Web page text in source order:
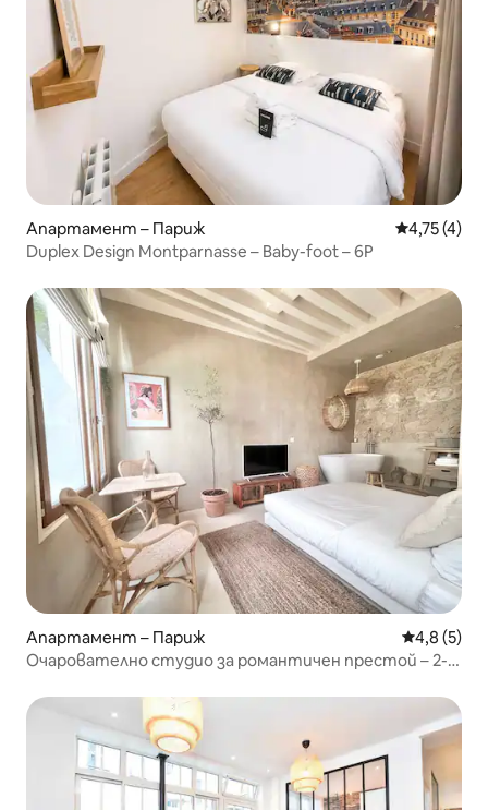
Апартамент – Париж Средна
4,75 (4)
Duplex Design Montparnasse – Baby-foot – 6P
Апартамент – Париж Средна
4,8 (5)
Очарователно студио за романтичен престой – 2-